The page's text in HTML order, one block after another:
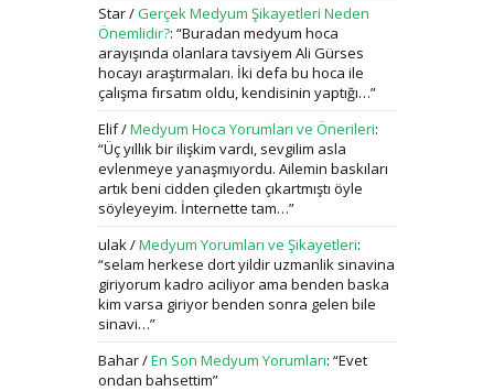
Star/Gerçek Medyum Şikayetleri Neden
Önemlidir?: “Buradan medyum hoca
arayışında olanlara tavsiyem Ali Gürses
hocayı araştırmaları. İki defa bu hoca ile
çalışma fırsatım oldu, kendisinin yaptığı…”
Elif/Medyum Hoca Yorumları ve Önerileri:
“Üç yıllık bir ilişkim vardı, sevgilim asla
evlenmeye yanaşmıyordu. Ailemin baskıları
artık beni cidden çileden çıkartmıştı öyle
söyleyeyim. İnternette tam…”
ulak/Medyum Yorumları ve Şikayetleri:
“selam herkese dort yildir uzmanlik sinavina
giriyorum kadro aciliyor ama benden baska
kim varsa giriyor benden sonra gelen bile
sinavi…”
Bahar/En Son Medyum Yorumları: “Evet
ondan bahsettim”